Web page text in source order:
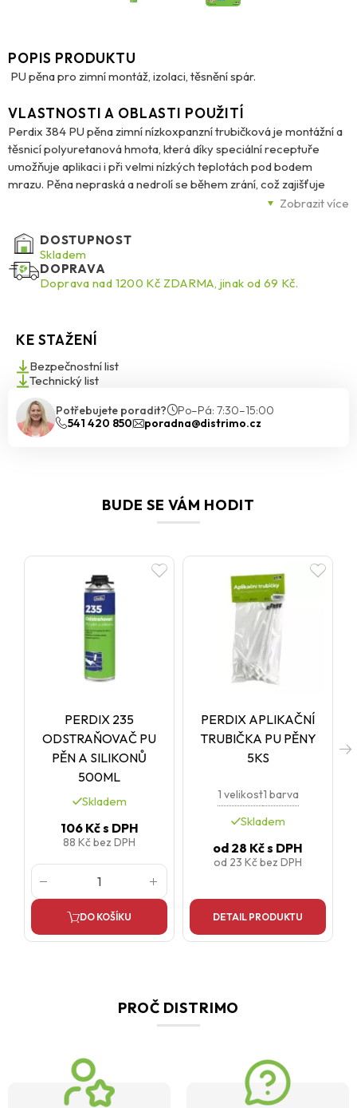
POPIS PRODUKTU
PU pěna pro zimní montáž, izolaci, těsnění spár.
Zobrazit více
VLASTNOSTI A OBLASTI POUŽITÍ
Perdix 384 PU pěna zimní nízkoxpanzní trubičková je montážní a
těsnicí polyuretanová hmota, která díky speciální receptuře
umožňuje aplikaci i při velmi nízkých teplotách pod bodem
mrazu. Pěna nepraská a nedrolí se během zrání, což zajišťuje
efektivní instalaci a izolaci s vynikající adhezí ke všem stavebním
Vhodná pro montáž a utěsnění dřevěných, plastových a
kovových rámů oken, vnějších dveří, ocelových a dřevěných
zárubní a dalších konstrukcí. Používá se k izolaci tepovodních
rozvodů, bojlerů, chladírenských zařízení, koupelnových van a
spárování roubených staveb.
DOSTUPNOST
Skladem
DOPRAVA
Doprava nad 1200 Kč ZDARMA, jinak od 69 Kč.
KE STAŽENÍ
Bezpečnostní list
Technický list
Potřebujete poradit?
Po–Pá: 7:30–15:00
541 420 850
poradna@distrimo.cz
BUDE SE VÁM HODIT
PERDIX 235
ODSTRAŇOVAČ PU
PĚN A SILIKONŮ
500ML
Skladem
106 Kčs DPH
88 Kčbez DPH
DO KOŠÍKU
PERDIX APLIKAČNÍ
TRUBIČKA PU PĚNY
5KS
1 velikost1 barva
Skladem
od 28 Kčs DPH
od 23 Kčbez DPH
DETAIL PRODUKTU
PROČ DISTRIMO